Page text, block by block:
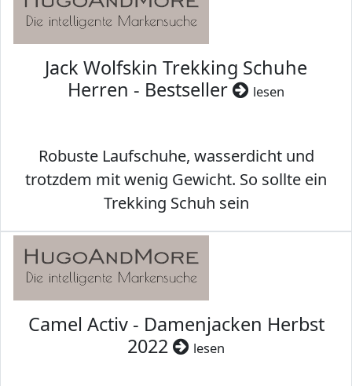
Jack Wolfskin Trekking Schuhe
Herren - Bestseller
lesen
Robuste Laufschuhe, wasserdicht und
trotzdem mit wenig Gewicht. So sollte ein
Trekking Schuh sein
Camel Activ - Damenjacken Herbst
2022
lesen